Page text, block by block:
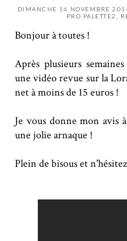
DIMANCHE 16 NOVEMBRE
PRO PALETTE2
Bonjour à toutes !
Après plusieurs
une vidéo revue sur la
net à moins de 15 euros !
Je vous donne mon avis
une jolie arnaque !
Plein de bisous et